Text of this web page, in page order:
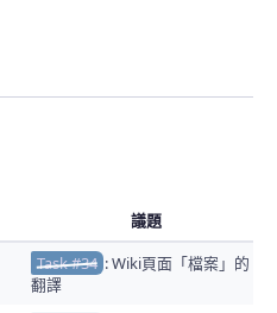
議題
Task #34 : Wiki頁面「檔案」的
翻譯